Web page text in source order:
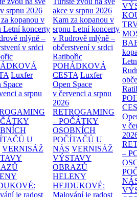
srpnu 2026
kopanou v
Letní koncerty
mlýně –
v srdci
Luxfer
Space
a srpnu
U
VERNISÁŽ
je radost
akce v srpnu 2026
Kam za kopanou v
srpnu Letní koncerty
v Rudrově mlýně –
občerstvení v srdci
Ratibořic
POHÁDKOVÁ
CESTA Luxfer
Open Space
v červenci a srpnu
2026
RETROGAMING
– POČÁTKY
OSOBNÍCH
POČÍTAČŮ U
NÁS VERNISÁŽ
VÝSTAVY
OBRAZŮ
HELENY
HEJDUKOVÉ:
Malování je radost
v
–